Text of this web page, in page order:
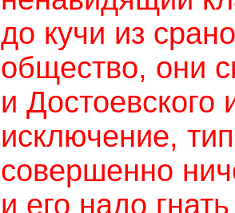
до кучи из
общество, они
и Достоевского
исключение,
совершенно
и его надо